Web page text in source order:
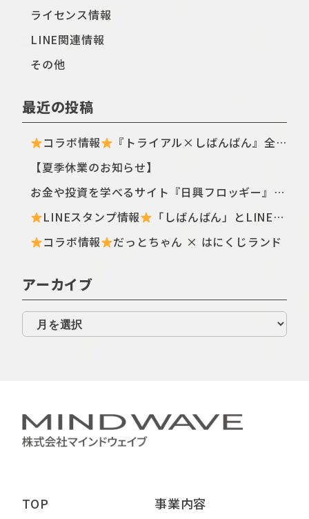
ライセンス情報
LINE関連情報
その他
最近の投稿
コラボ情報
『トライアル×しばんばん』全国のトライアル店舗・ECサイトにてTシャツ新シリーズが登場〈ฅ `ᴥ´ ฅ〉
【夏季休業のお知らせ】
お金や投資を学べるサイト『日興フロッギー』にてTomo.Nがぴよこ豆のイラストを描き下ろしました
LINEスタンプ情報
「しばんばん」とLINEオープンチャットがコラボしたスタンプが初登場！
コラボ情報
だっとちゃん × はにくじランド
アーカイブ
TOP
事業内容